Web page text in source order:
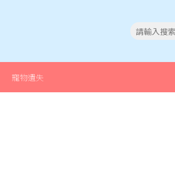
寵物遺失